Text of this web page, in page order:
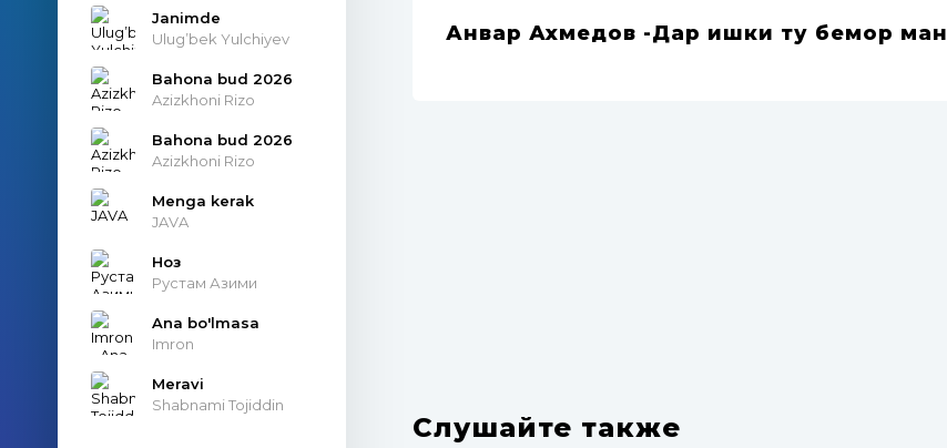
Janimde
Ulug’bek Yulchiyev
Bahona bud 2026
Azizkhoni Rizo
Bahona bud 2026
Azizkhoni Rizo
Menga kerak
JAVA
Ноз
Рустам Азими
Ana bo'lmasa
Imron
Meravi
Shabnami Tojiddin
Анвар Ахмедов -Дар ишки ту бемор ман
Слушайте также